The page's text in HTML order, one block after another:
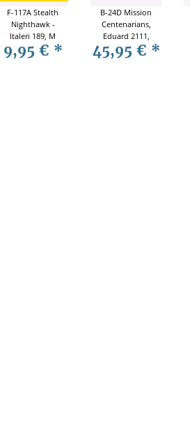
F-117A Stealth
Nighthawk -
Italeri 189, M
1:72 inkl.
Farben, Pinsel,
9,95 € *
B-24D Mission
Centenarians,
Eduard 2111,
Limited Edition
1:72 Modellbau
45,95 € *